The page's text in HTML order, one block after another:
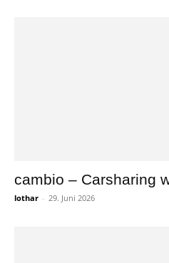
cambio – Carsharing
lothar - 29. Juni 2026